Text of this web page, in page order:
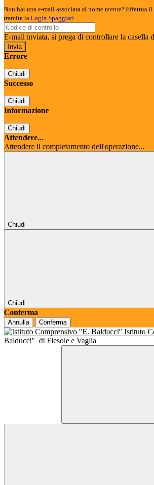
Non hai una e-mail associata al nome utente? Effettua il
tramite la Login Spaggiari
E-mail inviata, si prega di controllare la casella
Errore
Chiudi
Successo
Chiudi
Informazione
Chiudi
Attendere...
Attendere il completamento dell'operazione...
Chiudi
Chiudi
Conferma
Annulla Conferma
Istituto
Balducci" di Fiesole e Vaglia